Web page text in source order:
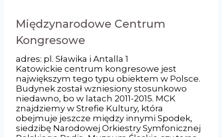
Międzynarodowe Centrum
Kongresowe
adres: pl. Sławika i Antalla 1
Katowickie centrum kongresowe jest
największym tego typu obiektem w Polsce.
Budynek został wzniesiony stosunkowo
niedawno, bo w latach 2011-2015. MCK
znajdziemy w Strefie Kultury, która
obejmuje jeszcze między innymi Spodek,
siedzibę Narodowej Orkiestry Symfonicznej